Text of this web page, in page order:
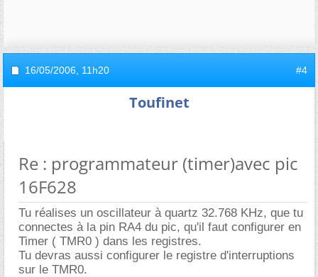
16/05/2006, 11h20 #4
Toufinet
Re : programmateur (timer)avec pic
16F628
Tu réalises un oscillateur à quartz 32.768 KHz, que tu
connectes à la pin RA4 du pic, qu'il faut configurer en
Timer ( TMR0 ) dans les registres.
Tu devras aussi configurer le registre d'interruptions
sur le TMR0.